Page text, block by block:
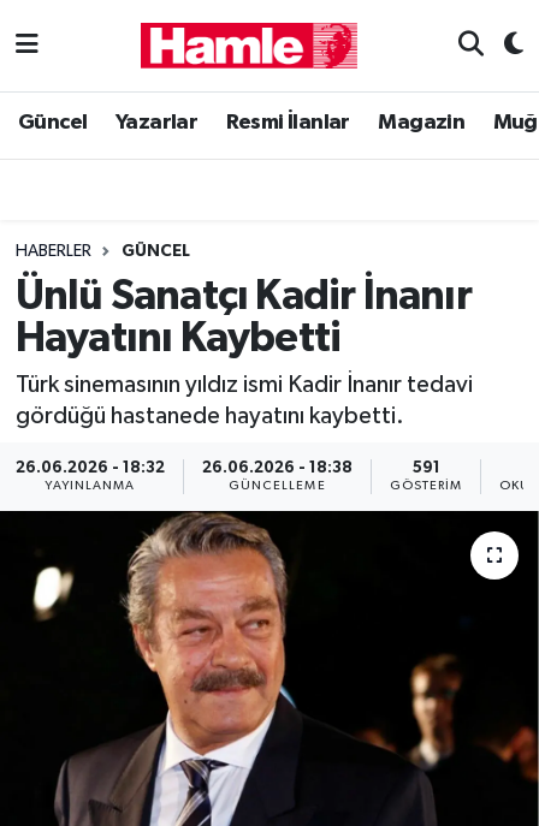
Güncel Yazarlar Resmi İlanlar Magazin
HABERLER GÜNCEL
Ünlü Sanatçı Kadir İnanır
Hayatını Kaybetti
Türk sinemasının yıldız ismi Kadir İnanır tedavi
gördüğü hastanede hayatını kaybetti.
26.06.2026 - 18:32
YAYINLANMA
26.06.2026 - 18:38
GÜNCELLEME
591
GÖSTERIM
Güncel
Magazin
Muğla Haber
Siyaset
Muğla Nöbetçi Eczaneler
Muğla Trafik Yoğunluk Haritası
Süper Lig Puan Durumu ve Fikstür
Tüm Manşetler
Son Dakika Haberleri
Haber Arşivi